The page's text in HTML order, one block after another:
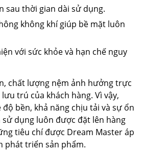
sau thời gian dài sử dụng.
không khí giúp bề mặt luôn
với sức khỏe và hạn chế nguy
chất lượng nệm ảnh hưởng trực
trú của khách hàng. Vì vậy,
bền, khả năng chịu tải và sự ổn
dụng luôn được đặt lên hàng
tiêu chí được Dream Master áp
phát triển sản phẩm.